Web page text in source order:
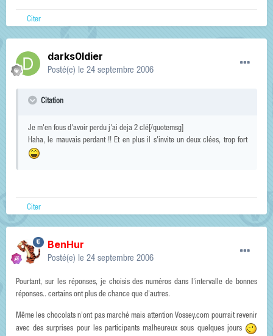
Citer
darks0ldier
Posté(e) le 24 septembre 2006
Citation
Je m'en fous d'avoir perdu j'ai deja 2 clé[/quotemsg]
Haha, le mauvais perdant !! Et en plus il s'invite un deux clées, trop fort
Citer
BenHur
Posté(e) le 24 septembre 2006
Pourtant, sur les réponses, je choisis des numéros dans l'intervalle de bonnes
réponses.. certains ont plus de chance que d'autres.
Même les chocolats n'ont pas marché mais attention Vossey.com pourrait revenir
avec des surprises pour les participants malheureux sous quelques jours